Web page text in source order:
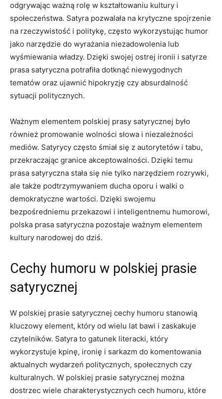
odgrywając ważną rolę w kształtowaniu kultury i
społeczeństwa. ‌Satyra pozwalała na krytyczne spojrzenie
na rzeczywistość⁢ i politykę, często wykorzystując ⁢humor
jako narzędzie do wyrażania niezadowolenia lub
wyśmiewania⁤ władzy. Dzięki⁣ swojej ostrej ironii i satyrze
prasa satyryczna potrafiła dotknąć niewygodnych
tematów oraz ujawnić hipokryzję czy ⁣absurdalność
sytuacji politycznych.
Ważnym elementem polskiej prasy satyrycznej było
również promowanie wolności ⁣słowa i niezależności
mediów. Satyrycy często śmiał się z autorytetów i tabu,
przekraczając⁢ granice akceptowalności. Dzięki temu
prasa satyryczna stała się nie tylko narzędziem rozrywki,
ale także podtrzymywaniem ducha oporu i walki o
demokratyczne wartości. ​Dzięki swojemu
bezpośredniemu przekazowi i inteligentnemu humorowi,
polska prasa satyryczna pozostaje ważnym elementem
kultury narodowej ‌do dziś.
Cechy ‌humoru w polskiej prasie
satyrycznej
W polskiej prasie satyrycznej cechy humoru stanowią
kluczowy element, który od wielu lat bawi i zaskakuje
czytelników. Satyra to gatunek literacki, który
⁢wykorzystuje kpinę, ironię i⁤ sarkazm‍ do komentowania
aktualnych wydarzeń politycznych, społecznych czy
kulturalnych. W polskiej ⁢prasie satyrycznej można
dostrzec wiele charakterystycznych cech humoru, które